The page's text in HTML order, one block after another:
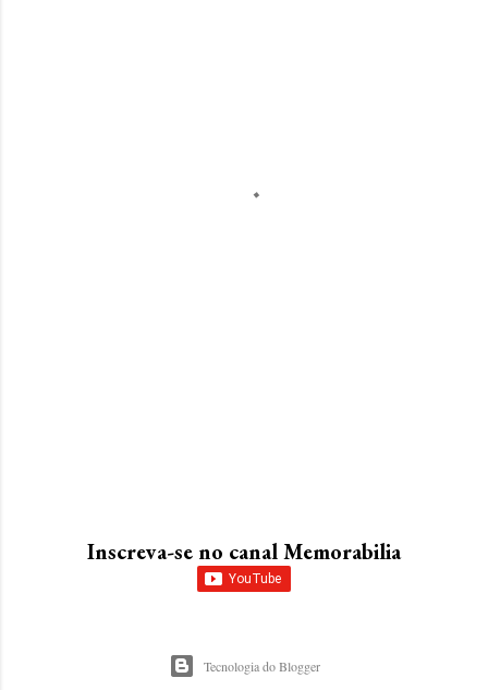
Inscreva-se no canal Memorabilia
Tecnologia do Blogger